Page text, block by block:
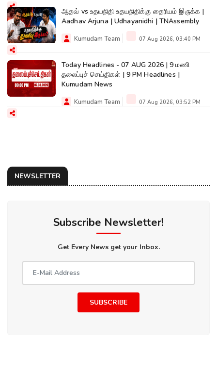
ஆதவ் vs உதயநிதி உதயநிதிக்கு தைரியம் இருக்க |
Aadhav Arjuna | Udhayanidhi | TNAssembly
Kumudam Team 07 Aug 2026, 03:40 PM
Today Headlines - 07 AUG 2026 | 9 மணி
தலைப்புச் செய்திகள் | 9 PM Headlines |
Kumudam News
Kumudam Team 07 Aug 2026, 03:52 PM
NEWSLETTER
Subscribe Newsletter!
Get Every News get your Inbox.
SUBSCRIBE